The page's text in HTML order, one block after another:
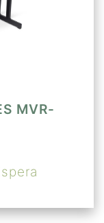
MVR-